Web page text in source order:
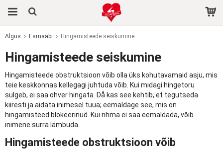
Algus Esmaabi Hingamisteede seiskumine
Hingamisteede seiskumine
Hingamisteede obstruktsioon võib olla üks kohutavamaid asju, mis
teie keskkonnas kellegagi juhtuda võib. Kui midagi hingetoru
sulgeb, ei saa ohver hingata. Då kas see kehtib, et tegutseda
kiiresti ja aidata inimesel tuua; eemaldage see, mis on
hingamisteed blokeerinud. Kui rihma ei saa eemaldada, võib
inimene surra lämbuda.
Hingamisteede obstruktsioon võib